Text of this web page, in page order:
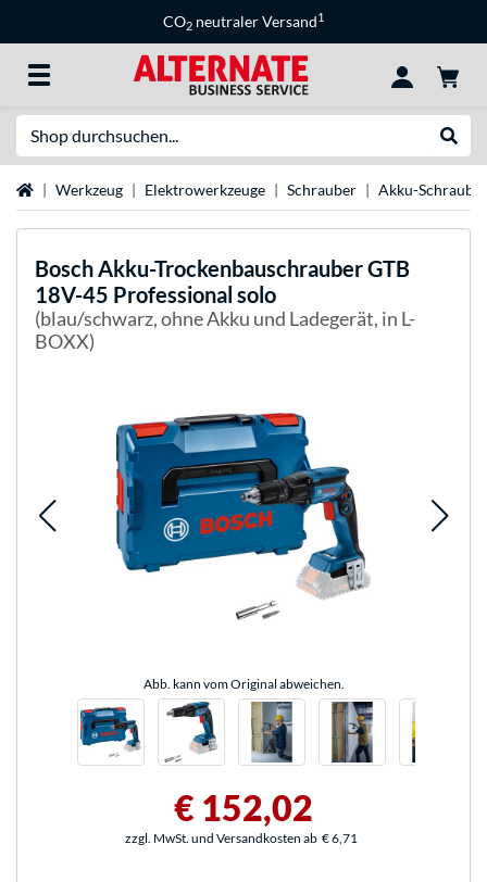
CO2 neutraler Versand1
StartseiteWerkzeug Elektrowerkzeuge Schrauber Akku-Schrauber
BoschAkku-Trockenbauschrauber GTB
18V-45 Professional solo
(blau/schwarz, ohne Akku und Ladegerät, in L-
BOXX)
Abb. kann vom Original abweichen.
€ 152,02
zzgl. MwSt. und Versandkosten ab € 6,71